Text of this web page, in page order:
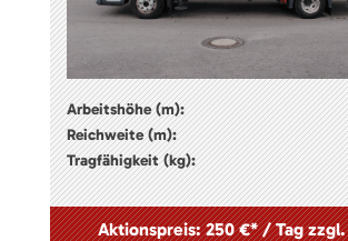
Arbeitshöhe (m):
Reichweite (m):
Tragfähigkeit (kg):
Aktionspreis: 250 €* / Tag